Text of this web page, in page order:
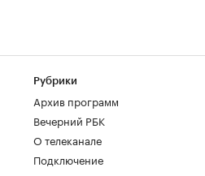
Рубрики
Архив программ
Вечерний РБК
О телеканале
Подключение